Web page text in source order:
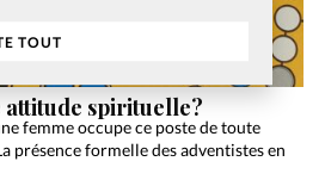
TOUT
attitude spirituelle?
femme occupe ce poste de toute
présence formelle des adventistes en